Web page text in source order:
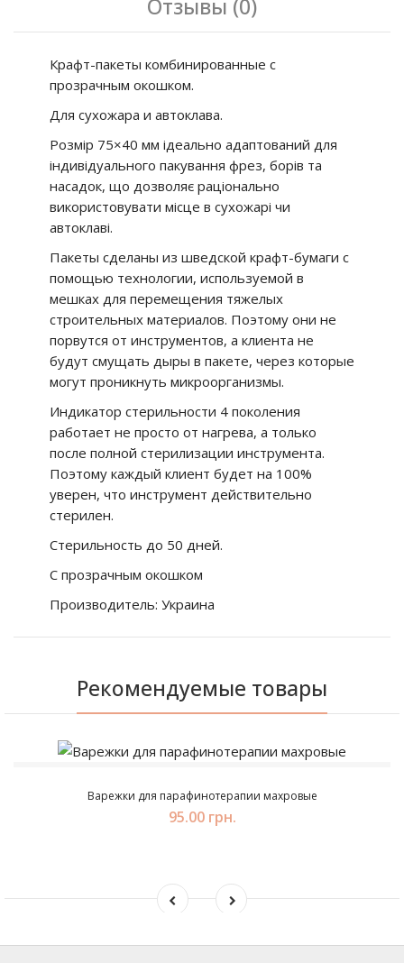
Отзывы (0)
Крафт-пакеты комбинированные с
прозрачным окошком.
Для сухожара и автоклава.
Розмір 75×40 мм ідеально адаптований для
індивідуального пакування фрез, борів та
насадок, що дозволяє раціонально
використовувати місце в сухожарі чи
автоклаві.
Пакеты сделаны из шведской крафт-бумаги с
помощью технологии, используемой в
мешках для перемещения тяжелых
строительных материалов. Поэтому они не
порвутся от инструментов, а клиента не
будут смущать дыры в пакете, через которые
могут проникнуть микроорганизмы.
Индикатор стерильности 4 поколения
работает не просто от нагрева, а только
после полной стерилизации инструмента.
Поэтому каждый клиент будет на 100%
уверен, что инструмент действительно
стерилен.
Стерильность до 50 дней.
С прозрачным окошком
Производитель: Украина
Рекомендуемые товары
Варежки для парафинотерапии махровые
95.00 грн.